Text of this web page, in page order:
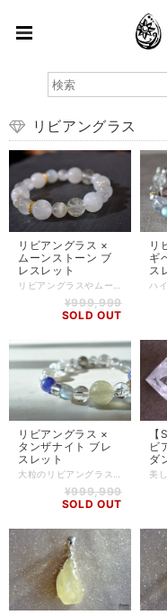
リビアングラス
リビアングラス ×
ムーンストーン ブ
レスレット
¥999,999
SOLD OUT
リ
ギ
ス
リビアングラス ×
タンザナイト ブレ
スレット
¥999,999
SOLD OUT
ビ
ダ